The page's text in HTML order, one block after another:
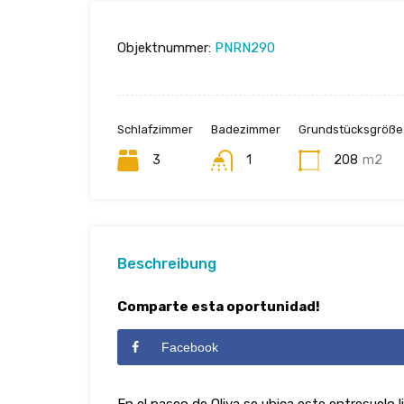
Objektnummer: PNRN290
Schlafzimmer
3
Badezimmer
1
Grundstücksgröße
208 m2
Beschreibung
Comparte esta oportunidad!
Facebook